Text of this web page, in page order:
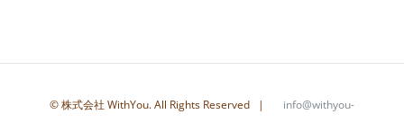
© 株式会社 WithYou. All Rights Reserved | info@withyou-